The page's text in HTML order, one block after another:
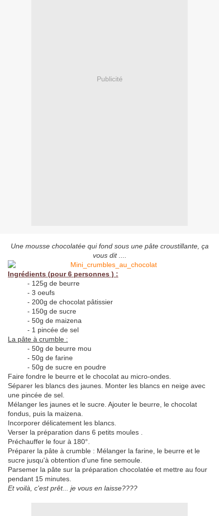
Publicité
Une mousse chocolatée qui fond sous une pâte croustillante, ça
vous dit ....
Ingrédients (pour 6 personnes ) :
- 125g de beurre
- 3 oeufs
- 200g de chocolat pâtissier
- 150g de sucre
- 50g de maizena
- 1 pincée de sel
La pâte à crumble :
- 50g de beurre mou
- 50g de farine
- 50g de sucre en poudre
Faire fondre le beurre et le chocolat au micro-ondes.
Séparer les blancs des jaunes. Monter les blancs en neige avec
une pincée de sel.
Mélanger les jaunes et le sucre. Ajouter le beurre, le chocolat
fondus, puis la maizena.
Incorporer délicatement les blancs.
Verser la préparation dans 6 petits moules .
Préchauffer le four à 180°.
Préparer la pâte à crumble : Mélanger la farine, le beurre et le
sucre jusqu'à obtention d'une fine semoule.
Parsemer la pâte sur la préparation chocolatée et mettre au four
pendant 15 minutes.
Et voilà, c'est prêt... je vous en laisse????